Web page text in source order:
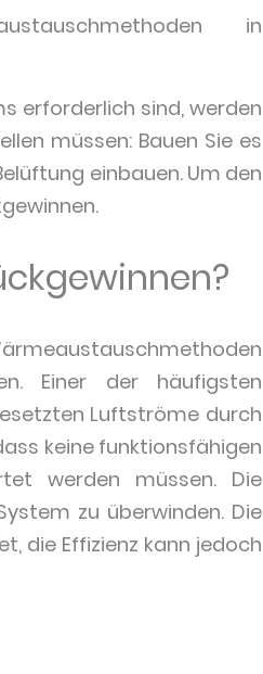
in
erforderlich sind, werden
müssen: Bauen Sie es
einbauen. Um den
Einer der häufigsten
Luftströme durch
keine funktionsfähigen
werden müssen. Die
zu überwinden. Die
die Effizienz kann jedoch